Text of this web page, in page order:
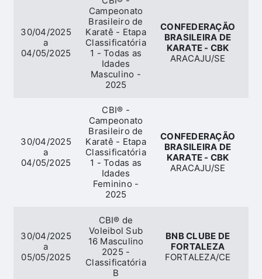
30/04/2025
a
04/05/2025
Campeonato
Brasileiro de
Karatê - Etapa
Classificatória
1 - Todas as
Idades
Masculino -
2025
CONFEDERAÇÃO
BRASILEIRA DE
KARATE - CBK
ARACAJU/SE
30/04/2025
a
04/05/2025
CBI® -
Campeonato
Brasileiro de
Karatê - Etapa
Classificatória
1 - Todas as
Idades
Feminino -
2025
CONFEDERAÇÃO
BRASILEIRA DE
KARATE - CBK
ARACAJU/SE
30/04/2025
a
05/05/2025
CBI® de
Voleibol Sub
16 Masculino
2025 -
Classificatória
B
BNB CLUBE DE
FORTALEZA
FORTALEZA/CE